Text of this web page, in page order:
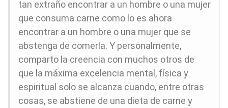
tan extraño encontrar a un hombre o una mujer
que consuma carne como lo es ahora
encontrar a un hombre o una mujer que se
abstenga de comerla. Y personalmente,
comparto la creencia con muchos otros de
que la máxima excelencia mental, física y
espiritual solo se alcanza cuando, entre otras
cosas, se abstiene de una dieta de carne y